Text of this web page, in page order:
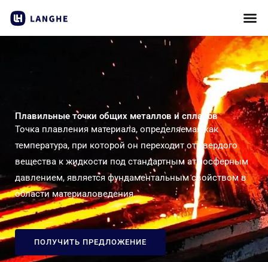
контент
Плавильные точки общих металлов и сплавов
Точка плавления материала, определяемая как
температура, при которой он переходит от твердого
вещества к жидкости под стандартным атмосферным
давлением, является фундаментальным свойством в
области материаловедения.
ПОЛУЧИТЬ ПРЕДЛОЖЕНИЕ